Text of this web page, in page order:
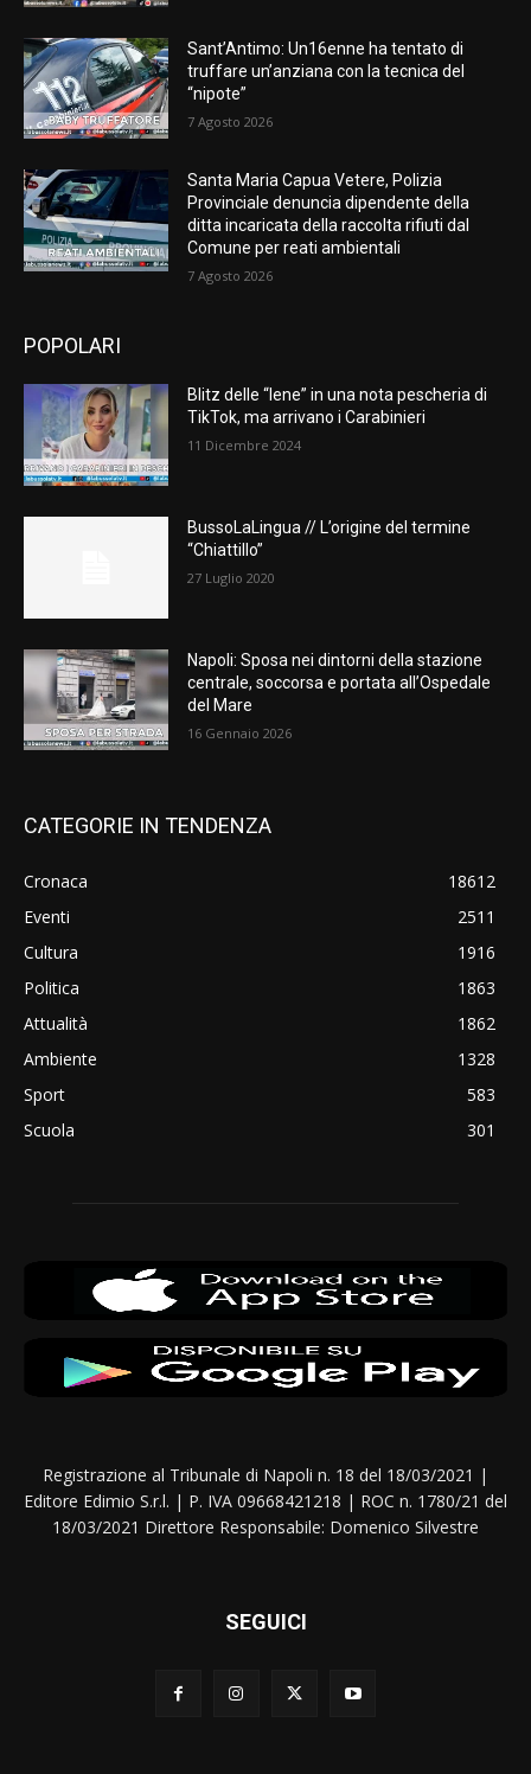
Sant’Antimo: Un16enne ha tentato di
truffare un’anziana con la tecnica del
“nipote”
7 Agosto 2026
Santa Maria Capua Vetere, Polizia
Provinciale denuncia dipendente della
ditta incaricata della raccolta rifiuti dal
Comune per reati ambientali
7 Agosto 2026
POPOLARI
Blitz delle “Iene” in una nota pescheria di
TikTok, ma arrivano i Carabinieri
11 Dicembre 2024
BussoLaLingua // L’origine del termine
“Chiattillo”
27 Luglio 2020
Napoli: Sposa nei dintorni della stazione
centrale, soccorsa e portata all’Ospedale
del Mare
16 Gennaio 2026
CATEGORIE IN TENDENZA
Cronaca
18612
Eventi
2511
Cultura
1916
Politica
1863
Attualità
1862
Ambiente
1328
Sport
583
Scuola
301
Registrazione al Tribunale di Napoli n. 18 del 18/03/2021 |
Editore Edimio S.r.l. | P. IVA 09668421218 | ROC n. 1780/21 del
18/03/2021 Direttore Responsabile: Domenico Silvestre
SEGUICI